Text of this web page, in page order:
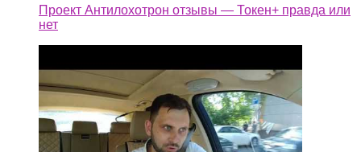
Проект Антилохотрон отзывы — Токен+ правда или
нет